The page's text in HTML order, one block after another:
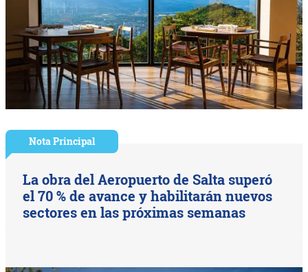
Nota Principal
La obra del Aeropuerto de Salta superó
el 70 % de avance y habilitarán nuevos
sectores en las próximas semanas